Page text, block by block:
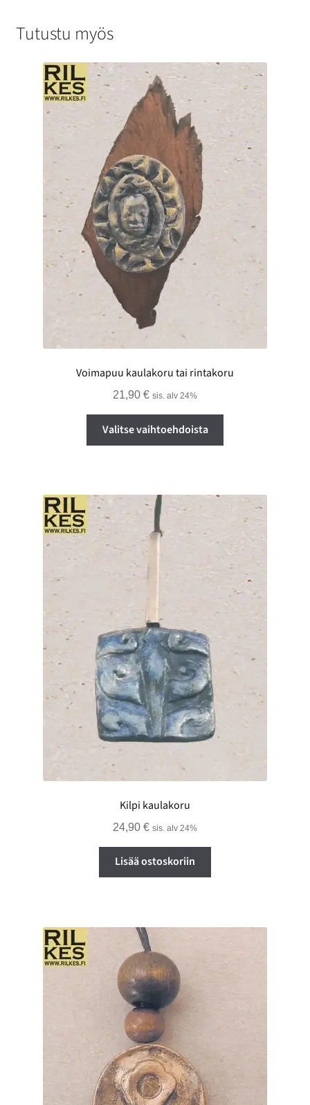
Tutustu myös
Voimapuu kaulakoru tai rintakoru
21,90 € sis. alv 24%
Valitse vaihtoehdoista
valinnat
sivulla.
Kilpi kaulakoru
24,90 € sis. alv 24%
Lisää ostoskoriin